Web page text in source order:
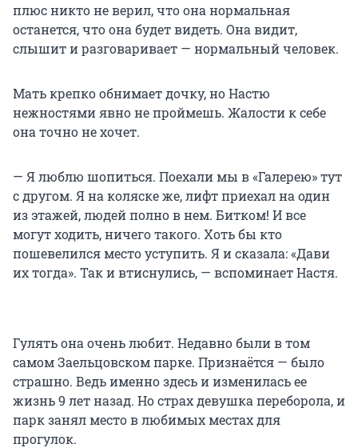
плюс никто не верил, что она нормальная
останется, что она будет видеть. Она видит,
слышит и разговаривает — нормальный человек.
Мать крепко обнимает дочку, но Настю
нежностями явно не проймешь. Жалости к себе
она точно не хочет.
— Я люблю шопиться. Поехали мы в «Галерею» тут
с другом. Я на коляске же, лифт приехал на один
из этажей, людей полно в нем. Битком! И все
могут ходить, ничего такого. Хоть бы кто
пошевелился место уступить. Я и сказала: «Дави
их тогда». Так и втиснулись, — вспоминает Настя.
Гулять она очень любит. Недавно были в том
самом Заельцовском парке. Признаётся — было
страшно. Ведь именно здесь и изменилась ее
жизнь 9 лет назад. Но страх девушка переборола, и
парк занял место в любимых местах для
прогулок.